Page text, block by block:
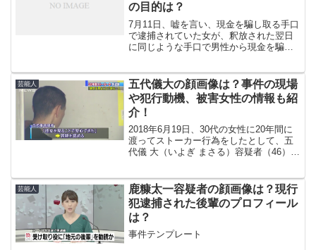
の目的は？
7月11日、嘘を言い、現金を騙し取る手口
で逮捕されていた女が、釈放された翌日
に同じような手口で男性から現金を騙し
枝容疑者(48)です。平野初枝容疑者は、こ
れまでにも同様...
芸能人
五代儀大の顔画像は？事件の現場
や犯行動機、被害女性の情報も紹
介！
2018年6月19日、30代の女性に20年間に
渡ってストーカー行為をしたとして、五
代儀 大（いよぎ まさる）容疑者（46）が
を紹介します。
芸能人
鹿糠太一容疑者の顔画像は？現行
犯逮捕された後輩のプロフィール
は？
事件テンプレート